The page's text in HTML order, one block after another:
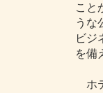
こと
うな
ビジ
を備
ホ